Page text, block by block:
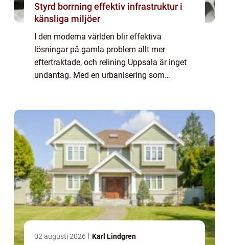
Styrd borrning effektiv infrastruktur i
känsliga miljöer
I den moderna världen blir effektiva
lösningar på gamla problem allt mer
eftertraktade, och relining Uppsala är inget
undantag. Med en urbanisering som
02 augusti 2026 Karl Lindgren